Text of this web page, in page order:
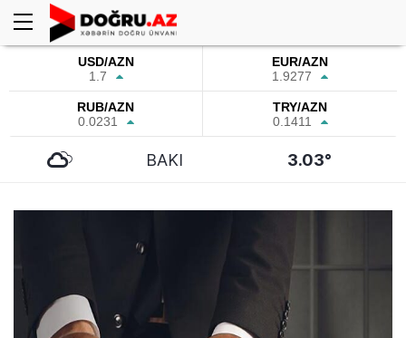
USD/AZN
1.7
EUR/AZN
1.9277
RUB/AZN
0.0231
TRY/AZN
0.1411
BAKI 3.03°